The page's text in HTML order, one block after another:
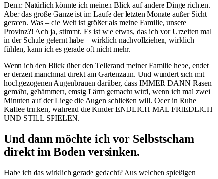
Denn: Natürlich könnte ich meinen Blick auf andere Dinge richten.
Aber das große Ganze ist im Laufe der letzten Monate außer Sicht
geraten. Was – die Welt ist größer als meine Familie, unsere
Provinz?! Ach ja, stimmt. Es ist wie etwas, das ich vor Urzeiten mal
in der Schule gelernt habe – wirklich nachvollziehen, wirklich
fühlen, kann ich es gerade oft nicht mehr.
Wenn ich den Blick über den Tellerand meiner Familie hebe, endet
er derzeit manchmal direkt am Gartenzaun. Und wundert sich mit
hochgezogenen Augenbrauen darüber, dass IMMER DANN Rasen
gemäht, gehämmert, emsig Lärm gemacht wird, wenn ich mal zwei
Minuten auf der Liege die Augen schließen will. Oder in Ruhe
Kaffee trinken, während die Kinder ENDLICH MAL FRIEDLICH
UND STILL SPIELEN.
Und dann möchte ich vor Selbstscham
direkt im Boden versinken.
Habe ich das wirklich gerade gedacht? Aus welchen spießigen